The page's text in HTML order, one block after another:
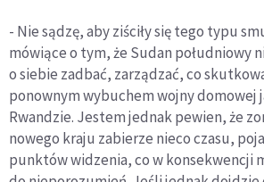
- Nie sądzę, aby ziściły się tego typu
mówiące o tym, że Sudan południowy
o siebie zadbać, zarządzać, co
ponownym wybuchem wojny domowej
Rwandzie. Jestem jednak pewien, że
nowego kraju zabierze nieco czasu,
punktów widzenia, co w konsekwencji